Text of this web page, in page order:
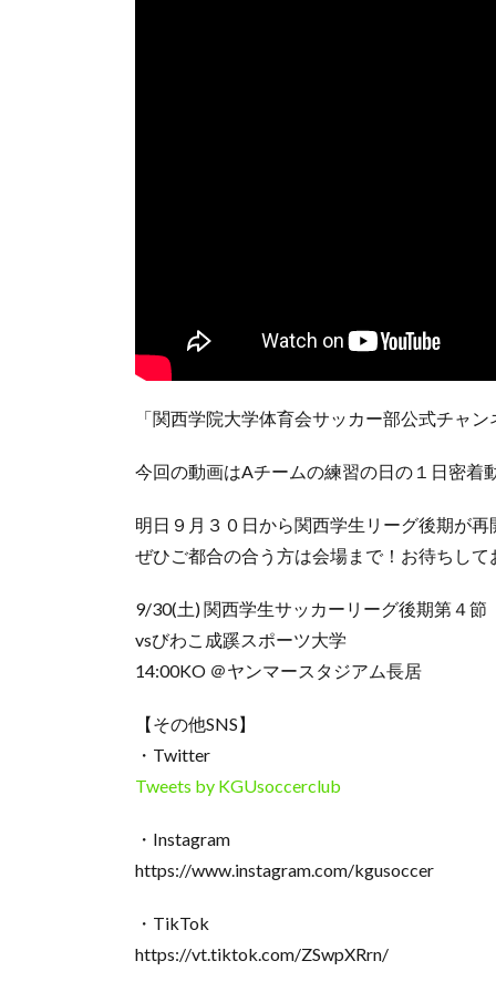
「関西学院大学体育会サッカー部公式チャン
今回の動画はAチームの練習の日の１日密着
明日９月３０日から関西学生リーグ後期が再
ぜひご都合の合う方は会場まで！お待ちして
9/30(土) 関西学生サッカーリーグ後期第４節
vsびわこ成蹊スポーツ大学
14:00KO ＠ヤンマースタジアム長居
【その他SNS】
・Twitter
Tweets by KGUsoccerclub
・Instagram
https://www.instagram.com/kgusoccer
・TikTok
https://vt.tiktok.com/ZSwpXRrn/